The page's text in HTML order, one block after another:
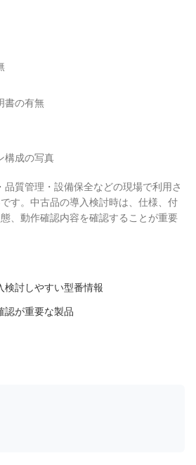
書の有無
構成の写真
質管理・設備保全などの現場で利用さ
す。中古品の導入検討時は、仕様、付
、動作確認内容を確認することが重要
検討しやすい型番情報
認が重要な製品